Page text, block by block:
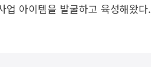
업 아이템을 발굴하고 육성해왔다.